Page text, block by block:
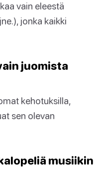
vain eleestä
jonka kaikki
juomista
kehotuksilla,
sen olevan
musiikin